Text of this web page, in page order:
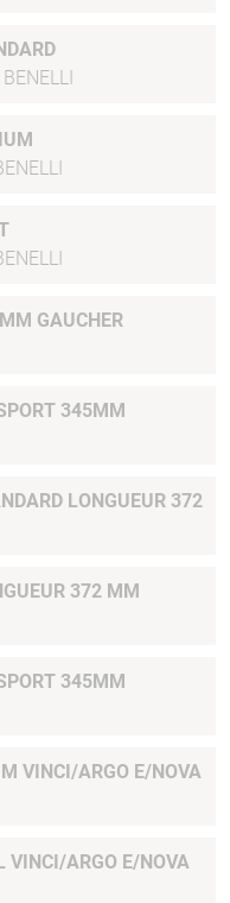
BENELLI
GAUCHER
345MM
372 MM
345MM
VINCI/ARGO E/NOVA
VINCI/ARGO E/NOVA